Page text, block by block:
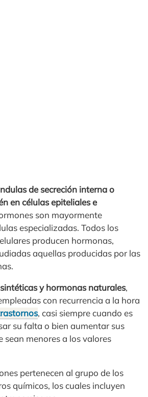
de secreción interna o
en células epiteliales e
son mayormente
especializadas. Todos los
producen hormonas,
aquellas producidas por las
y hormonas naturales,
con recurrencia a la hora
, casi siempre cuando es
su falta o bien aumentar sus
sean menores a los valores
pertenecen al grupo de los
químicos, los cuales incluyen